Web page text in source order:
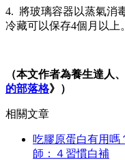
4. 將玻璃容器以蒸氣消
冷藏可以保存4個月以上。
（本文作者為養生達人
的部落格》）
相關文章
吃膠原蛋白有用嗎
師：４習慣白補